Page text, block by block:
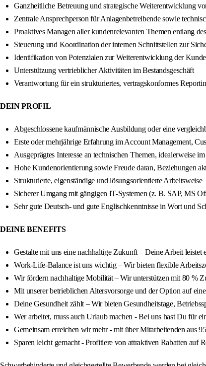
Ganzheitliche Betreuung und strategische Weiterentwicklung
Zentrale Ansprechperson für Anlagenbetreibende sowie
Proaktives Managen aller kundenrelevanten Themen entlang
Steuerung und Koordination der internen Schnittstellen zur
Identifikation von Potenzialen zur Weiterentwicklung der
Unterstützung vertrieblicher Aktivitäten im Bestandsgeschäft
Verantwortung für ein strukturiertes, vertragskonformes
DEIN PROFIL
Abgeschlossene kaufmännische Ausbildung oder eine
Erste oder mehrjährige Erfahrung im Account Management,
Ausgeprägtes Interesse an technischen Themen, idealerweise
Hohe Kundenorientierung sowie Freude daran, Beziehungen
Strukturierte, eigenständige und lösungsorientierte Arbeitsweise
Sicherer Umgang mit gängigen IT-Systemen (z. B. SAP, MS
Sehr gute Deutsch- und gute Englischkenntnisse in Wort und
DEINE BENEFITS
Gestalte mit uns eine nachhaltige Zukunft – Deine Arbeit
Work-Life-Balance ist uns wichtig – Wir bieten flexible
Wir fördern nachhaltige Mobilität – Wir unterstützen mit 80 %
Mit unserer betrieblichen Altersvorsorge und der Option auf
Deine Gesundheit zählt – Wir bieten Gesundheitstage,
Wer arbeitet, muss auch Urlaub machen - Bei uns hast Du für
Gemeinsam erreichen wir mehr - mit über Mitarbeitenden aus
Sparen leicht gemacht - Profitiere von attraktiven Rabatten auf